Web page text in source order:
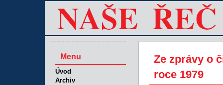
Ze zprávy o
roce 1979
Menu
Úvod
Archiv